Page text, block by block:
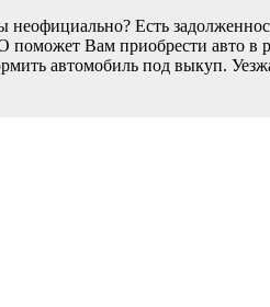
Есть
Вам приобрести авто в
автомобиль под выкуп.